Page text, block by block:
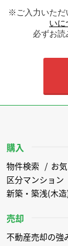
※ご入力いただ
いに
必ずお読
購入
物件検索 お
区分マンション
新築・築浅(木
売却
不動産売却の強